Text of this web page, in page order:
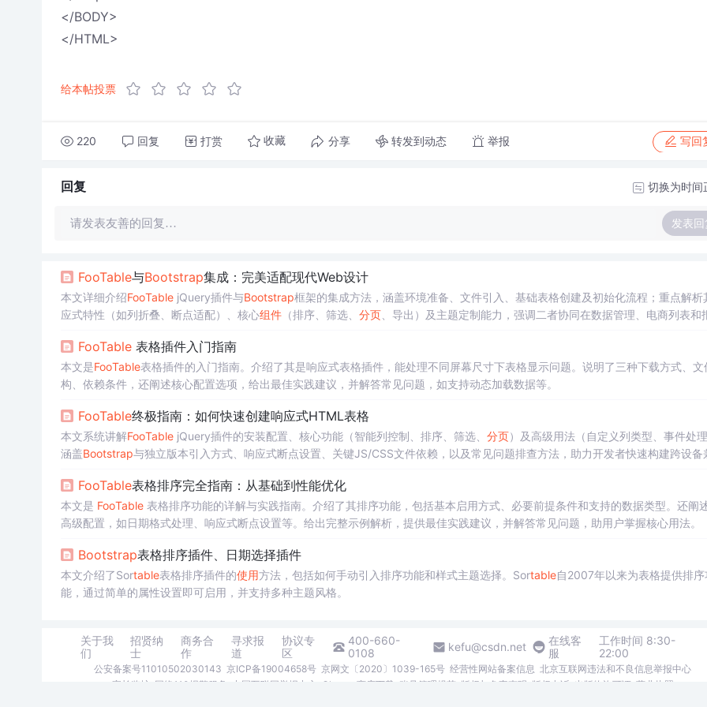
</BODY>
</HTML>
给本帖投票
220 回复 打赏 收藏 分享 转发到动态 举报 写回
回复 切换为时间
请发表友善的回复… 发表回
FooTable与Bootstrap集成：完美适配现代Web设计
本文详细介绍FooTablejQuery插件与Bootstrap框架的集成方法，涵盖环境准备、文件引入、基础表格创建及初始化流程；重点解析
应式特性（如列折叠、断点适配）、核心组件（排序、筛选、 分页、导出）及主题定制能力，强调二者协同在数据管理、电商列表和
FooTable表格插件入门指南
本文是FooTable表格插件的入门指南。介绍了其是响应式表格插件，能处理不同屏幕尺寸下表格显示问题。说明了三种下载方式、文
构、依赖条件，还阐述核心配置选项，给出最佳实践建议，并解答常见问题，如支持动态加载数据等。
FooTable终极指南：如何快速创建响应式HTML表格
本文系统讲解FooTablejQuery插件的安装配置、核心功能（智能列控制、排序、筛选、 分页）及高级用法（自定义列类型、事件处理
涵盖Bootstrap与独立版本引入方式、响应式断点设置、关键JS/CSS文件依赖，以及常见问题排查方法，助力开发者快速构建跨设备
FooTable表格排序完全指南：从基础到性能优化
本文是 FooTable表格排序功能的详解与实践指南。介绍了其排序功能，包括基本启用方式、必要前提条件和支持的数据类型。还阐
高级配置，如日期格式处理、响应式断点设置等。给出完整示例解析，提供最佳实践建议，并解答常见问题，助用户掌握核心用法。
Bootstrap表格排序插件、日期选择插件
本文介绍了Sortable表格排序插件的使用方法，包括如何手动引入排序功能和样式主题选择。Sortable自2007年以来为表格提供排序
能，通过简单的属性设置即可启用，并支持多种主题风格。
关于我
们
招贤纳
士
商务合
作
寻求报
道
协议专
区
400-660-
0108
kefu@csdn.net
在线客
服
工作时间 8:30-
22:00
公安备案号11010502030143 京ICP备19004658号 京网文〔2020〕1039-165号 经营性网站备案信息 北京互联网违法和不良信息举报中心
家长监护
网络110报警服务 中国互联网举报中心 Chrome商店下载 账号管理规范 版权与免责声明 版权申诉 出版物许可证 营业执照